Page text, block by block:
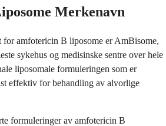
Merkenavn
for amfotericin B liposome er AmBisome,
sykehus og medisinske sentre over hele
liposomale formuleringen som er
effektiv for behandling av alvorlige
formuleringer av amfotericin B